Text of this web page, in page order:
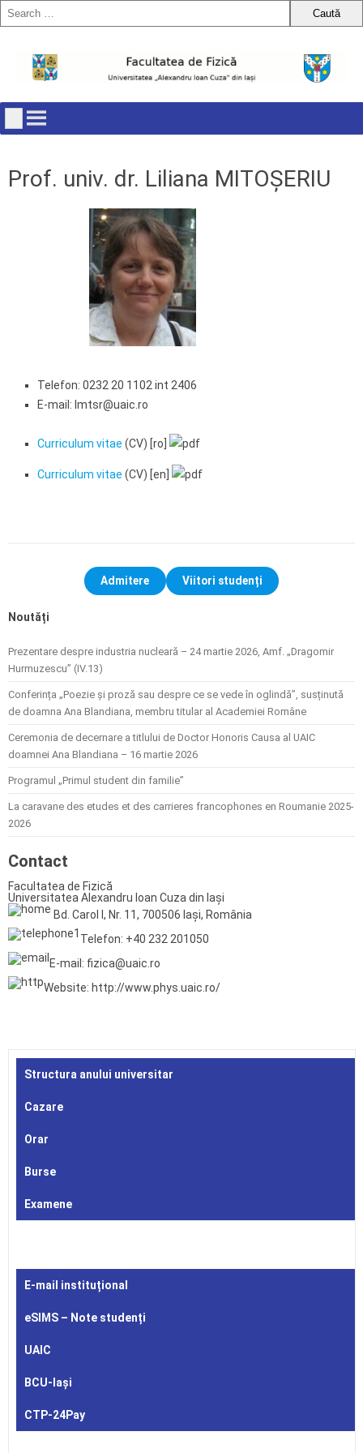
content
Prof. univ. dr. Liliana MITOȘERIU
Telefon: 0232 20 1102 int 2406
E-mail: lmtsr@uaic.ro
Curriculum vitae (CV) [ro]
Curriculum vitae (CV) [en]
Admitere Viitori studenți
Noutăți
Prezentare despre industria nucleară – 24 martie 2026, Amf. „Dragomir
Hurmuzescu” (IV.13)
Conferința „Poezie și proză sau despre ce se vede în oglindă”, susținută
de doamna Ana Blandiana, membru titular al Academiei Române
Ceremonia de decernare a titlului de Doctor Honoris Causa al UAIC
doamnei Ana Blandiana – 16 martie 2026
Programul „Primul student din familie”
La caravane des etudes et des carrieres francophones en Roumanie 2025-
2026
Contact
Facultatea de Fizică
Universitatea Alexandru Ioan Cuza din Iași
Bd. Carol I, Nr. 11, 700506 Iași, România
Telefon: +40 232 201050
E-mail: fizica@uaic.ro
Website: http://www.phys.uaic.ro/
Structura anului universitar
Cazare
Orar
Burse
Examene
E-mail instituțional
eSIMS – Note studenți
UAIC
BCU-Iași
CTP-24Pay